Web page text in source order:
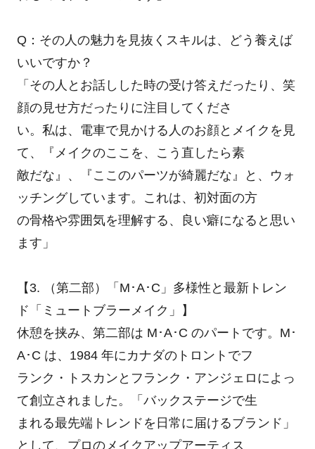
Q：その人の魅力を見抜くスキルは、どう養えば
いいですか？
「その人とお話しした時の受け答えだったり、笑
顔の見せ方だったりに注目してくださ
い。私は、電車で見かける人のお顔とメイクを見
て、『メイクのここを、こう直したら素
敵だな』、『ここのパーツが綺麗だな』と、ウォ
ッチングしています。これは、初対面の方
の骨格や雰囲気を理解する、良い癖になると思い
ます」
【3. （第二部）「M･A･C」多様性と最新トレン
ド「ミュートブラーメイク」】
休憩を挟み、第二部は M･A･C のパートです。M･
A･C は、1984 年にカナダのトロントでフ
ランク・トスカンとフランク・アンジェロによっ
て創立されました。「バックステージで生
まれる最先端トレンドを日常に届けるブランド」
として、プロのメイクアップアーティス